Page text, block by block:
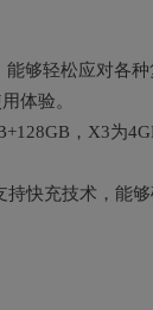
够轻松应对各
体验。
，X3为
快充技术，能